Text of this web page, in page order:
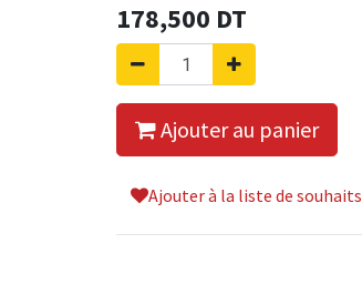
178,500 DT
Ajouter au panier
Ajouter à la liste de souhaits